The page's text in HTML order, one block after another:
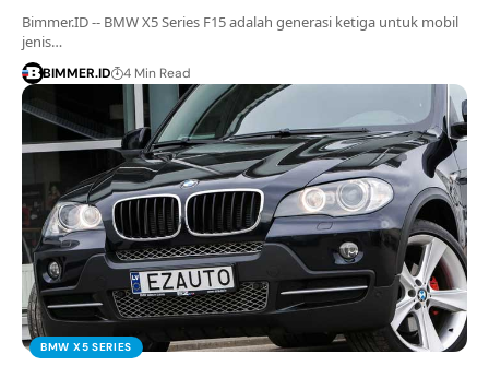
Bimmer.ID -- BMW X5 Series F15 adalah generasi ketiga untuk mobil
jenis…
BIMMER.ID 4 Min Read
BMW X5 SERIES